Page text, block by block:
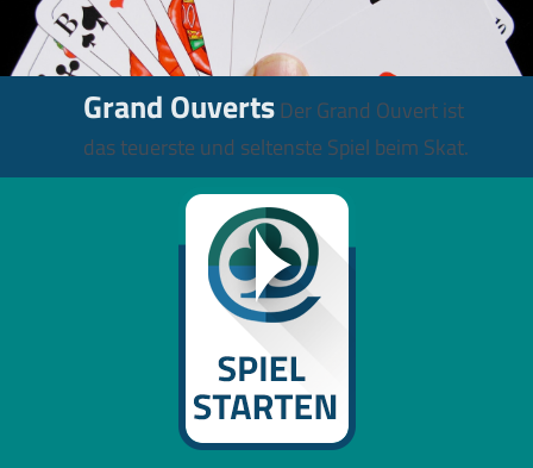
Grand OuvertsDer Grand Ouvert ist
das teuerste und seltenste Spiel beim Skat.